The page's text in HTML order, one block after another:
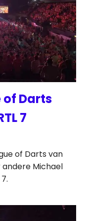
of Darts
7
of Darts van
Michael